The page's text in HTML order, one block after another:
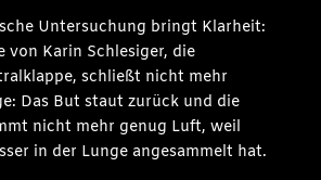
Untersuchung bringt Klarheit:
von Karin Schlesiger, die
schließt nicht mehr
Das But staut zurück und die
nicht mehr genug Luft, weil
in der Lunge angesammelt hat.